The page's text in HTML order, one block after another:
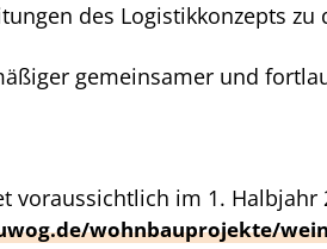
des Logistikkonzepts zu
gemeinsamer und
voraussichtlich im 1.
wohnbauprojekte/